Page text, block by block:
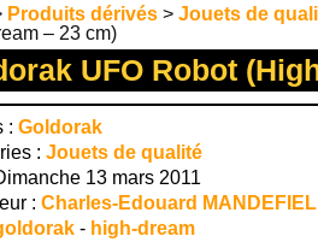
Produits dérivés > Jouets de
– 23 cm)
UFO Robot
: Goldorak
: Jouets de qualité
13 mars 2011
: Charles-Edouard
- high-dream